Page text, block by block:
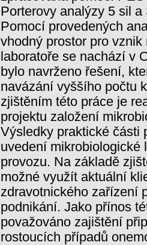
Porterovy analýzy 5 sil a
Pomocí provedených
vhodný prostor pro
laboratoře se nachází v
bylo navrženo řešení,
navázání vyššího počtu
zjištěním této práce je
projektu založení
Výsledky praktické části
uvedení mikrobiologické
provozu. Na základě
možné využít aktuální
zdravotnického zařízení
podnikání. Jako přínos
považováno zajištění
rostoucích případů